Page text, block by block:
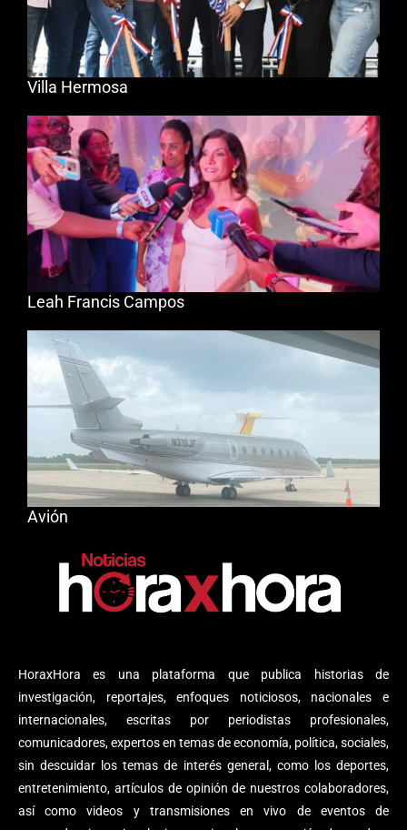
HoraxHora es una plataforma que publica historias de
investigación, reportajes, enfoques noticiosos, nacionales e
internacionales, escritas por periodistas profesionales,
comunicadores, expertos en temas de economía, política, sociales,
sin descuidar los temas de interés general, como los deportes,
entretenimiento, artículos de opinión de nuestros colaboradores,
así como videos y transmisiones en vivo de eventos de
Villa Hermosa
Leah Francis Campos
Avión